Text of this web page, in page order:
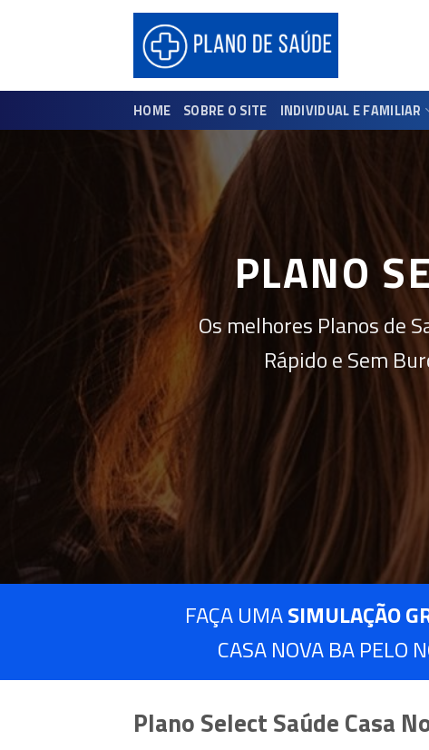
HOME SOBRE O SITE INDIVIDUAL E FAMILIAR
PLANO
Os melhores Planos de
Rápido e Sem
FAÇA UMASIMULAÇÃO
CASA NOVA BA PELO
Plano Select Saúde Casa